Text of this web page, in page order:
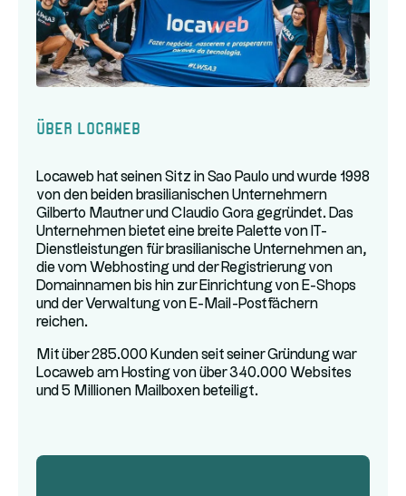
Über Locaweb
Locaweb hat seinen Sitz in Sao Paulo und wurde 1998
von den beiden brasilianischen Unternehmern
Gilberto Mautner und Claudio Gora gegründet. Das
Unternehmen bietet eine breite Palette von IT-
Dienstleistungen für brasilianische Unternehmen an,
die vom Webhosting und der Registrierung von
Domainnamen bis hin zur Einrichtung von E-Shops
und der Verwaltung von E-Mail-Postfächern
reichen.
Mit über 285.000 Kunden seit seiner Gründung war
Locaweb am Hosting von über 340.000 Websites
und 5 Millionen Mailboxen beteiligt.